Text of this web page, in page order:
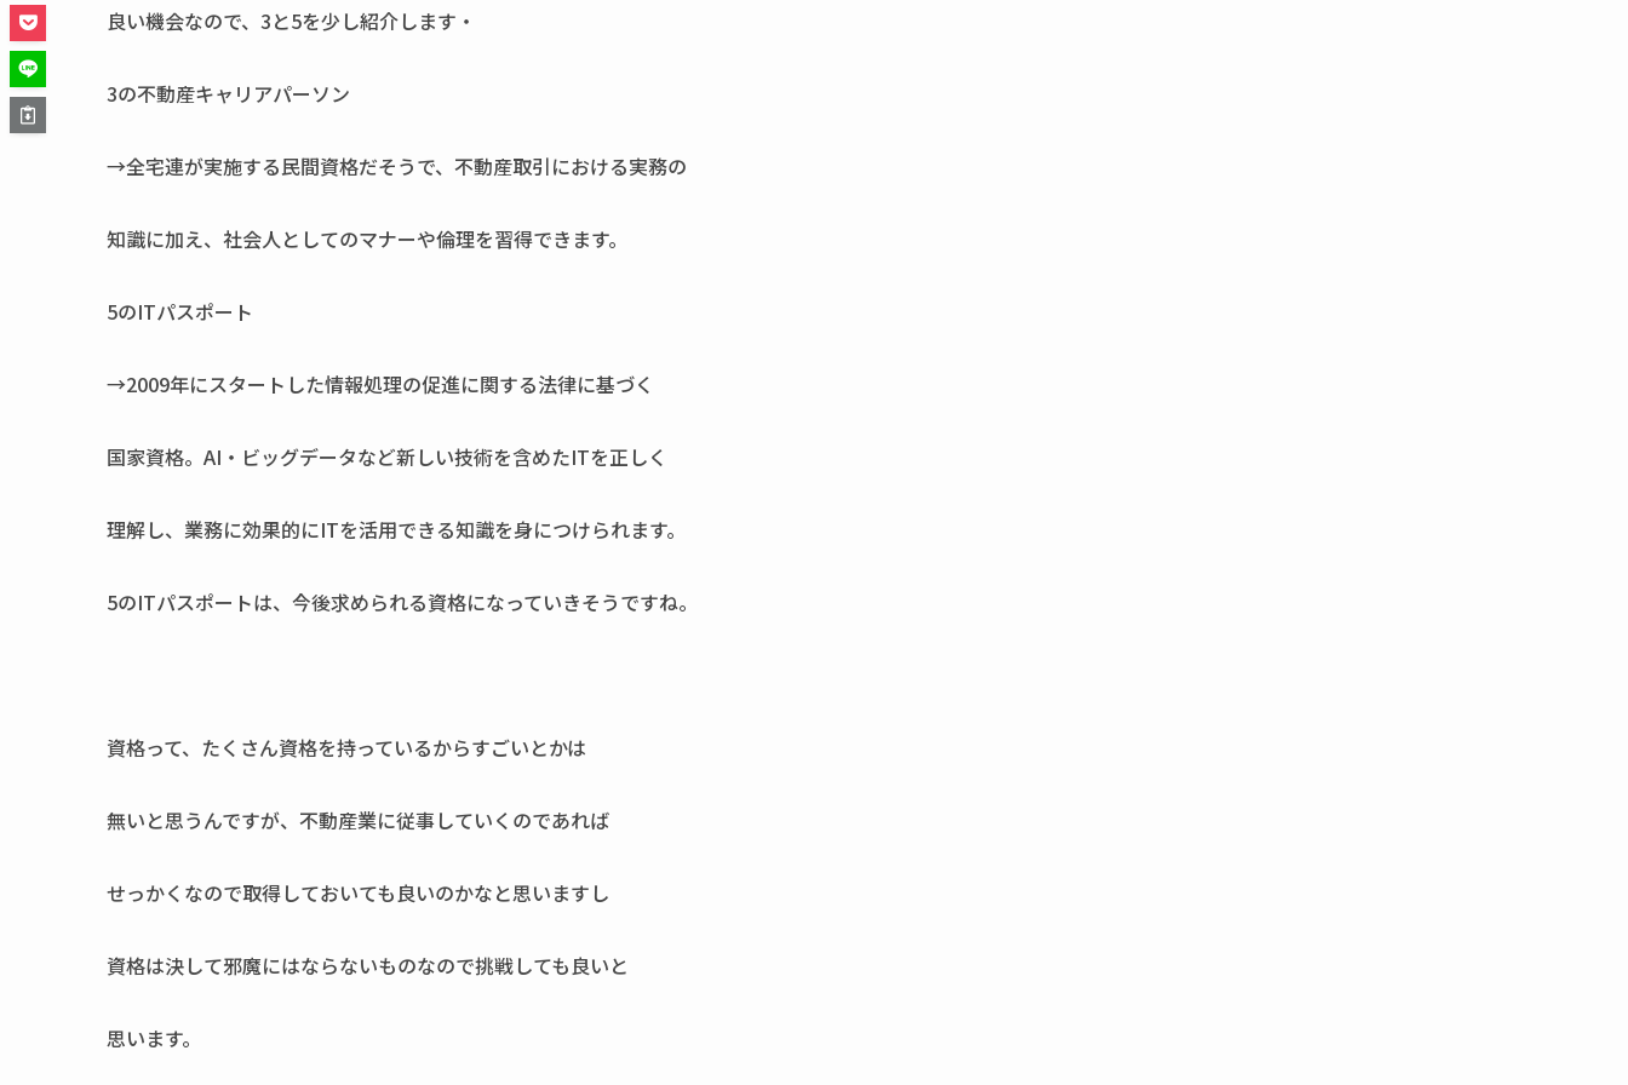
良い機会なので、3と5を少し紹介します・
3の不動産キャリアパーソン
→全宅連が実施する民間資格だそうで、不動産取引における実務の
知識に加え、社会人としてのマナーや倫理を習得できます。
5のITパスポート
→2009年にスタートした情報処理の促進に関する法律に基づく
国家資格。AI・ビッグデータなど新しい技術を含めたITを正しく
理解し、業務に効果的にITを活用できる知識を身につけられます。
5のITパスポートは、今後求められる資格になっていきそうですね。
資格って、たくさん資格を持っているからすごいとかは
無いと思うんですが、不動産業に従事していくのであれば
せっかくなので取得しておいても良いのかなと思いますし
資格は決して邪魔にはならないものなので挑戦しても良いと
思います。